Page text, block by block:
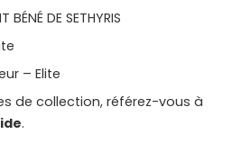
DE SETHYRIS
– Elite
de collection, référez-vous à
.